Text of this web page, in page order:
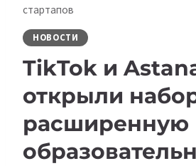
стартапов
НОВОСТИ
TikTok и
открыли
расширенную